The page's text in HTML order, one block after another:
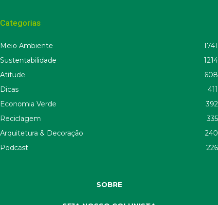
Categorias
Meio Ambiente
1741
Sustentabilidade
1214
Atitude
608
Dicas
411
Economia Verde
392
Reciclagem
335
Arquitetura & Decoração
240
Podcast
226
SOBRE